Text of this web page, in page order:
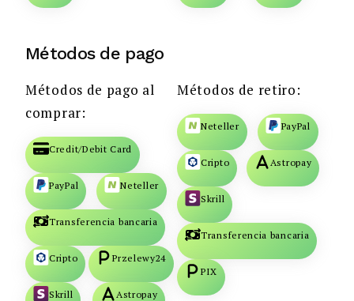
Métodos de pago
Métodos de pago al
comprar:
Credit/Debit Card
PayPal Neteller
Transferencia bancaria
Cripto Przelewy24
Skrill Astropay
Métodos de retiro:
Neteller PayPal
Cripto Astropay
Skrill
Transferencia bancaria
PIX